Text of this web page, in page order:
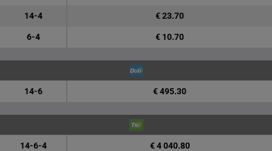
14-4 € 23.70
6-4 € 10.70
14-6 € 495.30
14-6-4 € 4 040.80